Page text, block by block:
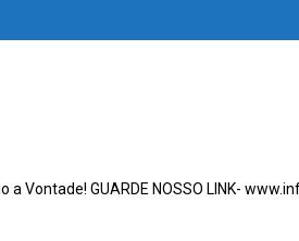
Vontade! GUARDE NOSSO LINK-